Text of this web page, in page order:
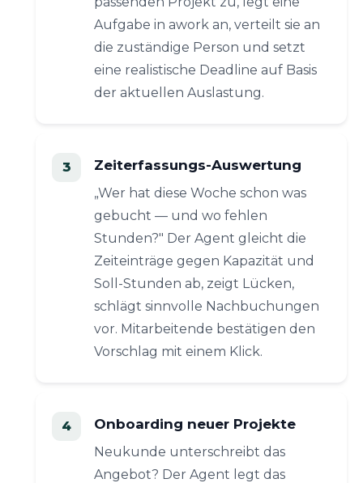
Aufgabe in awork an, verteilt sie an
die zuständige Person und setzt
eine realistische Deadline auf Basis
der aktuellen Auslastung.
Zeiterfassungs-Auswertung
„Wer hat diese Woche schon was
gebucht — und wo fehlen
Stunden?" Der Agent gleicht die
Zeiteinträge gegen Kapazität und
Soll-Stunden ab, zeigt Lücken,
schlägt sinnvolle Nachbuchungen
vor. Mitarbeitende bestätigen den
Vorschlag mit einem Klick.
Onboarding neuer Projekte
Neukunde unterschreibt das
Angebot? Der Agent legt das